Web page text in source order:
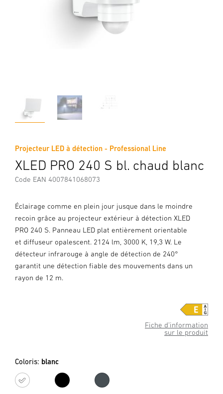
Projecteur LED à détection - Professional Line
XLED PRO 240 S bl. chaud blanc
Code EAN 4007841068073
Éclairage comme en plein jour jusque dans le moindre
recoin grâce au projecteur extérieur à détection XLED
PRO 240 S. Panneau LED plat entièrement orientable
et diffuseur opalescent. 2124 lm, 3000 K, 19,3 W. Le
détecteur infrarouge à angle de détection de 240°
garantit une détection fiable des mouvements dans un
rayon de 12 m.
Fiche d’information
sur le produit
Coloris: blanc
blanc noir anthracite